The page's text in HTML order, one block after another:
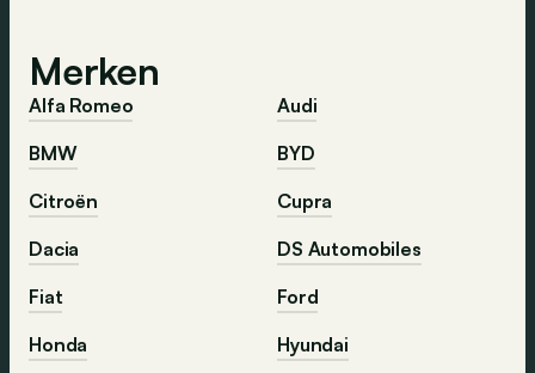
Merken
Alfa Romeo
Audi
BMW
BYD
Citroën
Cupra
Dacia
DS Automobiles
Fiat
Ford
Honda
Hyundai